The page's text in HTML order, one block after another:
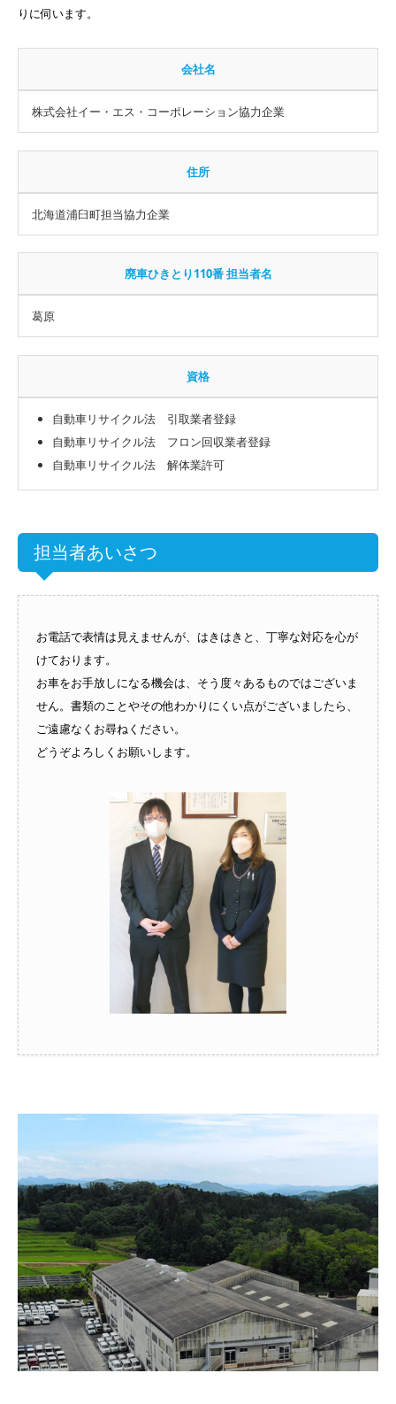
りに伺います。
会社名
株式会社イー・エス・コーポレーション協力企業
住所
北海道浦臼町担当協力企業
廃車ひきとり110番 担当者名
葛原
資格
自動車リサイクル法 引取業者登録
自動車リサイクル法 フロン回収業者登録
自動車リサイクル法 解体業許可
担当者あいさつ
お電話で表情は見えませんが、はきはきと、丁寧な対応を心が
けております。
お車をお手放しになる機会は、そう度々あるものではございま
せん。書類のことやその他わかりにくい点がございましたら、
ご遠慮なくお尋ねください。
どうぞよろしくお願いします。